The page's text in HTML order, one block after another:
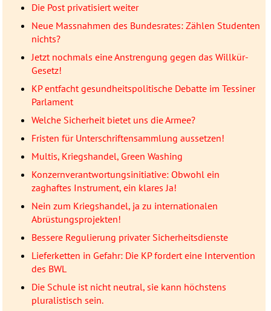
Die Post privatisiert weiter
Neue Massnahmen des Bundesrates: Zählen Studenten
nichts?
Jetzt nochmals eine Anstrengung gegen das Willkür-
Gesetz!
KP entfacht gesundheitspolitische Debatte im Tessiner
Parlament
Welche Sicherheit bietet uns die Armee?
Fristen für Unterschriftensammlung aussetzen!
Multis, Kriegshandel, Green Washing
Konzernverantwortungsinitiative: Obwohl ein
zaghaftes Instrument, ein klares Ja!
Nein zum Kriegshandel, ja zu internationalen
Abrüstungsprojekten!
Bessere Regulierung privater Sicherheitsdienste
Lieferketten in Gefahr: Die KP fordert eine Intervention
des BWL
Die Schule ist nicht neutral, sie kann höchstens
pluralistisch sein.